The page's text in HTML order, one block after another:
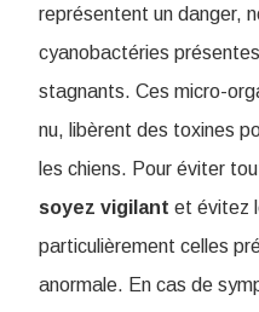
représentent un danger,
cyanobactéries
stagnants. Ces micro-
nu, libèrent des toxines
les chiens. Pour éviter
soyez vigilant et évitez
particulièrement celles
anormale. En cas de